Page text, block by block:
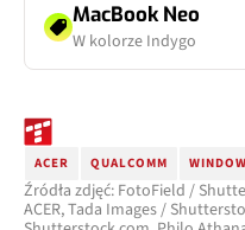
MacBook Neo
W kolorze Indygo
ACER QUALCOMM
Źródła zdjęć: FotoField /
ACER, Tada Images /